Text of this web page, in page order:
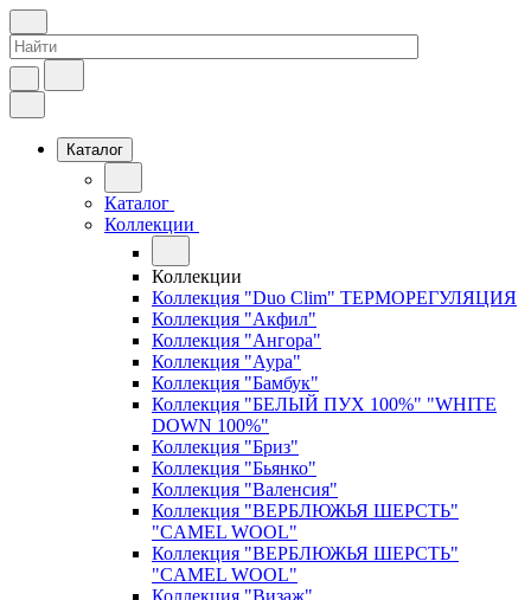
Каталог
Каталог
Коллекции
Коллекции
Коллекция "Duo Clim" ТЕРМОРЕГУЛЯЦИЯ
Коллекция "Акфил"
Коллекция "Ангора"
Коллекция "Аура"
Коллекция "Бамбук"
Коллекция "БЕЛЫЙ ПУХ 100%" "WHITE
DOWN 100%"
Коллекция "Бриз"
Коллекция "Бьянко"
Коллекция "Валенсия"
Коллекция "ВЕРБЛЮЖЬЯ ШЕРСТЬ"
"CAMEL WOOL"
Коллекция "ВЕРБЛЮЖЬЯ ШЕРСТЬ"
"CAMEL WOOL"
Коллекция "Визаж"